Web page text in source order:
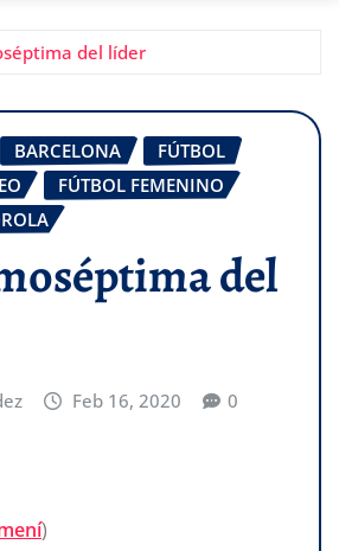
del líder
BARCELONA
FÚTBOL
FÚTBOL FEMENINO
del
Feb 16, 2020 0
)